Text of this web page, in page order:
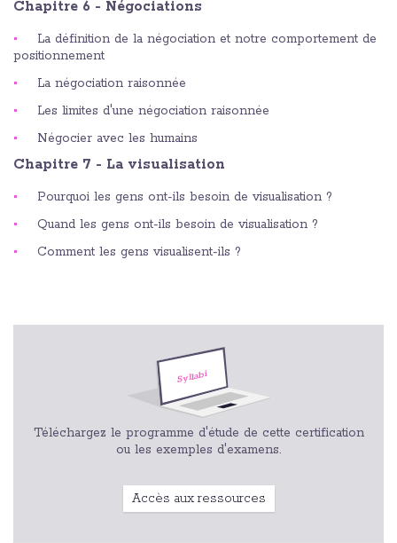
Chapitre 6 - Négociations
La définition de la négociation et notre comportement de
positionnement
La négociation raisonnée
Les limites d'une négociation raisonnée
Négocier avec les humains
Chapitre 7 - La visualisation
Pourquoi les gens ont-ils besoin de visualisation ?
Quand les gens ont-ils besoin de visualisation ?
Comment les gens visualisent-ils ?
Téléchargez le programme d'étude de cette certification
ou les exemples d'examens.
Accès aux ressources